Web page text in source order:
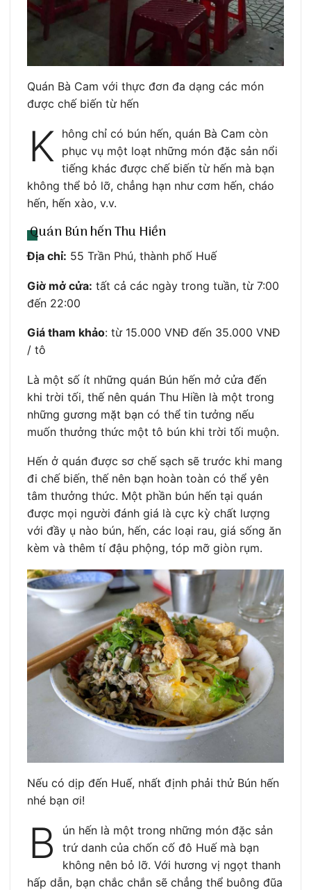
Quán Bà Cam với thực đơn đa dạng các món
được chế biến từ hến
K hông chỉ có bún hến, quán Bà Cam còn
phục vụ một loạt những món đặc sản nổi
tiếng khác được chế biến từ hến mà bạn
không thể bỏ lỡ, chẳng hạn như cơm hến, cháo
hến, hến xào, v.v.
Quán Bún hến Thu Hiền
Địa chỉ: 55 Trần Phú, thành phố Huế
Giờ mở cửa: tất cả các ngày trong tuần, từ 7:00
đến 22:00
Giá tham khảo: từ 15.000 VNĐ đến 35.000 VNĐ
/ tô
Là một số ít những quán Bún hến mở cửa đến
khi trời tối, thế nên quán Thu Hiền là một trong
những gương mặt bạn có thể tin tưởng nếu
muốn thưởng thức một tô bún khi trời tối muộn.
Hến ở quán được sơ chế sạch sẽ trước khi mang
đi chế biến, thế nên bạn hoàn toàn có thể yên
tâm thưởng thức. Một phần bún hến tại quán
được mọi người đánh giá là cực kỳ chất lượng
với đầy ụ nào bún, hến, các loại rau, giá sống ăn
kèm và thêm tí đậu phộng, tóp mỡ giòn rụm.
Nếu có dịp đến Huế, nhất định phải thử Bún hến
nhé bạn ơi!
B
ún hến là một trong những món đặc sản
trứ danh của chốn cố đô Huế mà bạn
không nên bỏ lỡ. Với hương vị ngọt thanh
hấp dẫn, bạn chắc chắn sẽ chẳng thể buông đũa